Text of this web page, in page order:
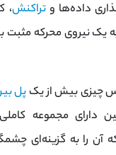
داده‌ها وتراکنش،
به یک نیروی محرکه مثبت
چیزی بیش از یک پل
دارای مجموعه
را به گزینه‌ای